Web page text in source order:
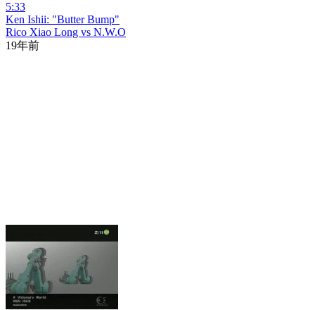
5:33
Ken Ishii: "Butter Bump"
Rico Xiao Long vs N.W.O
19年前